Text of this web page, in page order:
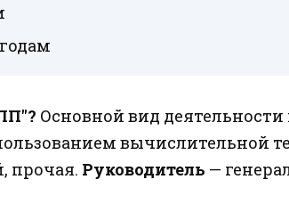
Основной вид
вычислительной
прочая. Руководитель —